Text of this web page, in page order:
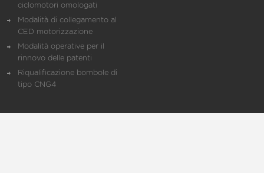
ciclomotori omologati
Modalità di collegamento al
CED motorizzazione
Modalità operative per il
rinnovo delle patenti
Riqualificazione bombole di
tipo CNG4